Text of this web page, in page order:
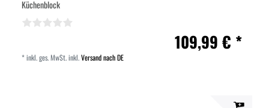
Küchenblock
109,99 € *
*inkl. ges. MwSt.inkl.Versand nach DE